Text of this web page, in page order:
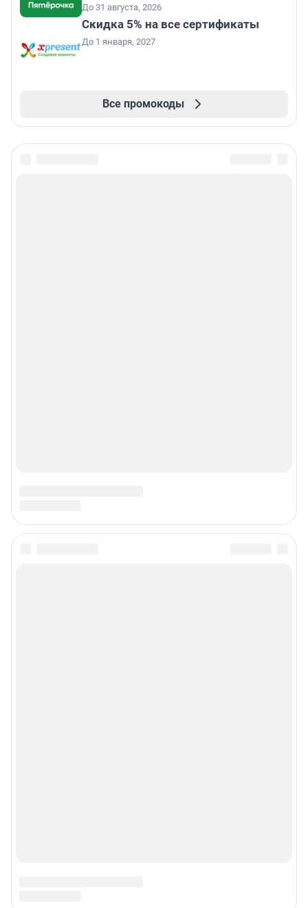
До 31 августа, 2026
Скидка 5% на все сертификаты
До 1 января, 2027
Все промокоды